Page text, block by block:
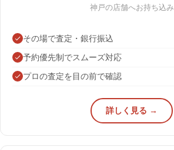
神戸の店舗へお持ち込み
その場で査定・銀行振込
予約優先制でスムーズ対応
プロの査定を目の前で確認
詳しく見る →